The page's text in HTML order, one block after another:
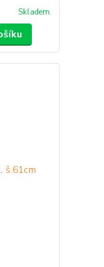
Skladem